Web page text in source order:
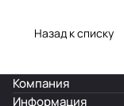
Назад к списку
Компания
Информация